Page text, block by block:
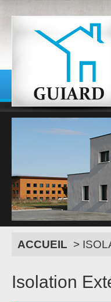
ACCUEIL >
Isolation